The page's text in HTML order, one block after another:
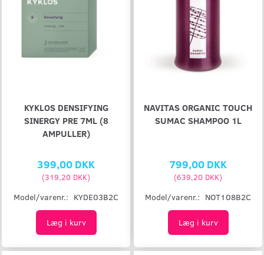
KYKLOS DENSIFYING
SINERGY PRE 7ML (8
AMPULLER)
399,00 DKK
(319,20 DKK)
Model/varenr.: KYDE03B2C
Læg i kurv
NAVITAS ORGANIC TOUCH
SUMAC SHAMPOO 1L
799,00 DKK
(639,20 DKK)
Model/varenr.: NOT108B2C
Læg i kurv